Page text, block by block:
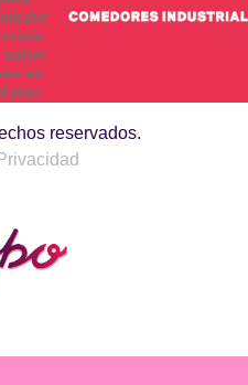
crisis
sobre
en
reservados.